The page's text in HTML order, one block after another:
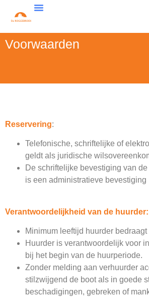
Voorwaarden
Reservering:
Telefonische, schriftelijke of
geldt als juridische
De schriftelijke bevestiging van
is een administratieve bevestiging
Verantwoordelijkheid van de huurder:
Minimum leeftijd huurder bedraagt
Huurder is verantwoordelijk voor
bij het begin van de huurperiode.
Zonder melding aan verhuurder
stilzwijgend de boot als in goede
beschadigingen, gebreken of